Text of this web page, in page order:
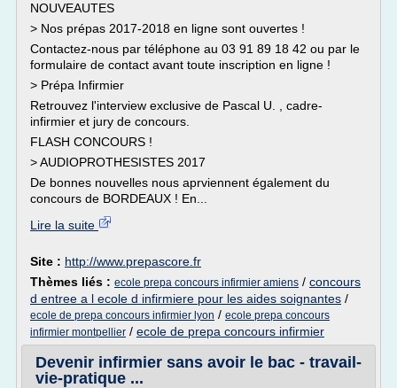
NOUVEAUTES
> Nos prépas 2017-2018 en ligne sont ouvertes !
Contactez-nous par téléphone au 03 91 89 18 42 ou par le
formulaire de contact avant toute inscription en ligne !
> Prépa Infirmier
Retrouvez l'interview exclusive de Pascal U. , cadre-
infirmier et jury de concours.
FLASH CONCOURS !
> AUDIOPROTHESISTES 2017
De bonnes nouvelles nous aprviennent également du
concours de BORDEAUX ! En...
Lire la suite
Site : http://www.prepascore.fr
Thèmes liés : ecole prepa concours infirmier amiens / concours
d entree a l ecole d infirmiere pour les aides soignantes /
ecole de prepa concours infirmier lyon / ecole prepa concours
infirmier montpellier / ecole de prepa concours infirmier
Devenir infirmier sans avoir le bac - travail-
vie-pratique ...